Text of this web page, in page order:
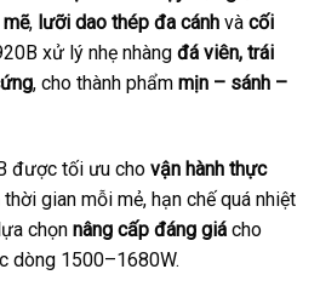
, lưỡi dao thép đa cánh và cối
xử lý nhẹ nhàng đá viên, trái
, cho thành phẩm mịn – sánh –
được tối ưu cho vận hành thực
gian mỗi mẻ, hạn chế quá nhiệt
chọn nâng cấp đáng giá cho
dòng 1500–1680W.